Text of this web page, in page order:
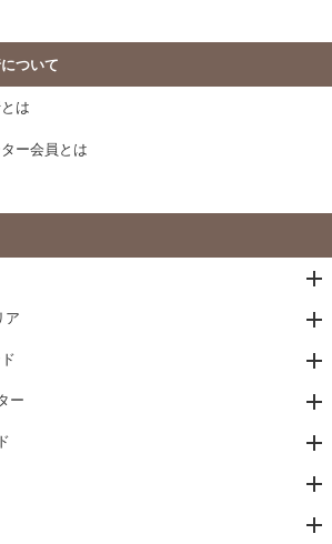
ついて
は
ー会員とは
ア
ー